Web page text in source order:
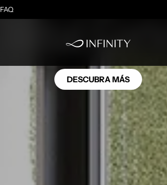
FAQ
Metal Corten
DESCUBRA MÁS